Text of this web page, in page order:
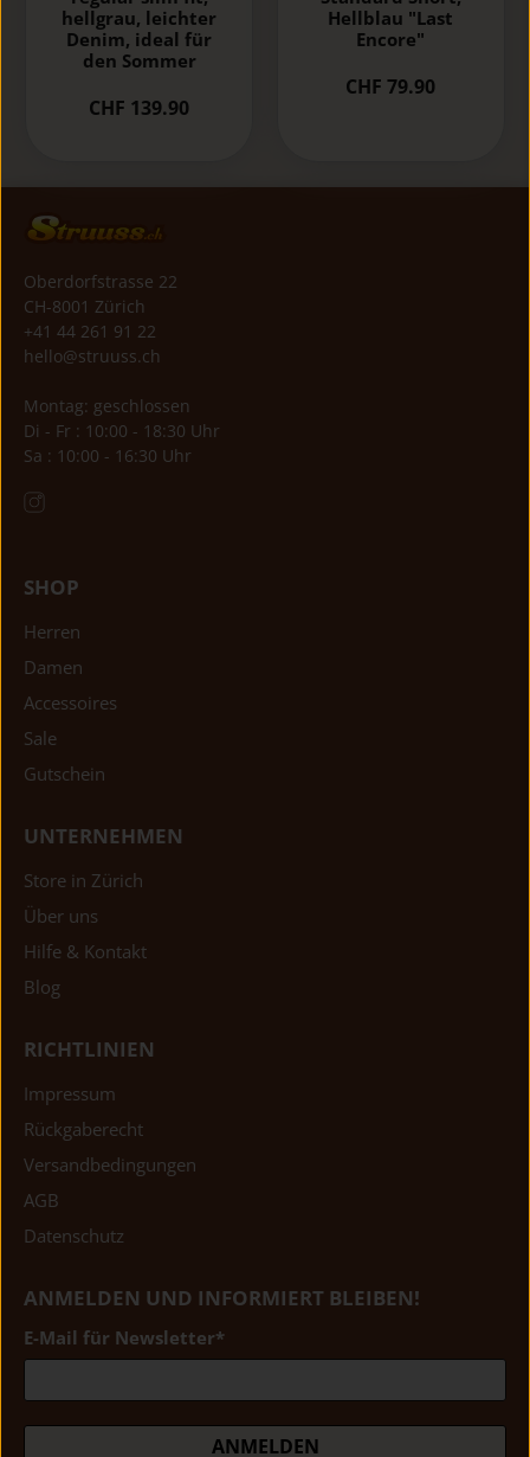
hellgrau, leichter
Denim, ideal für
den Sommer
CHF 139.90
Hellblau "Last
Encore"
CHF 79.90
Oberdorfstrasse 22
CH-8001 Zürich
+41 44 261 91 22
hello@struuss.ch
Montag: geschlossen
Di - Fr : 10:00 - 18:30 Uhr
Sa : 10:00 - 16:30 Uhr
SHOP
Herren
Damen
Accessoires
Sale
Gutschein
UNTERNEHMEN
Store in Zürich
Über uns
Hilfe & Kontakt
Blog
RICHTLINIEN
Impressum
Rückgaberecht
Versandbedingungen
AGB
Datenschutz
ANMELDEN UND INFORMIERT BLEIBEN!
E-Mail für Newsletter*
ANMELDEN